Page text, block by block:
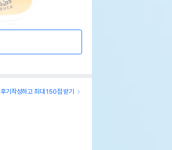
후기작성하고 최대 150점 받기